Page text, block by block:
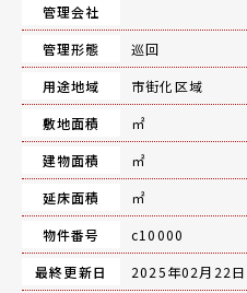
管理会社
管理形態
巡回
用途地域
市街化区域
敷地面積
㎡
建物面積
㎡
延床面積
㎡
物件番号
c10000
最終更新日
2025年02月22日